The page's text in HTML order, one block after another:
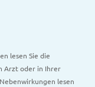
lesen Sie die
Arzt oder in Ihrer
lesen